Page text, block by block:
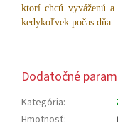
ktorí chcú vyváženú
kedykoľvek počas dňa.
Dodatočné
Kategória:
Hmotnosť: